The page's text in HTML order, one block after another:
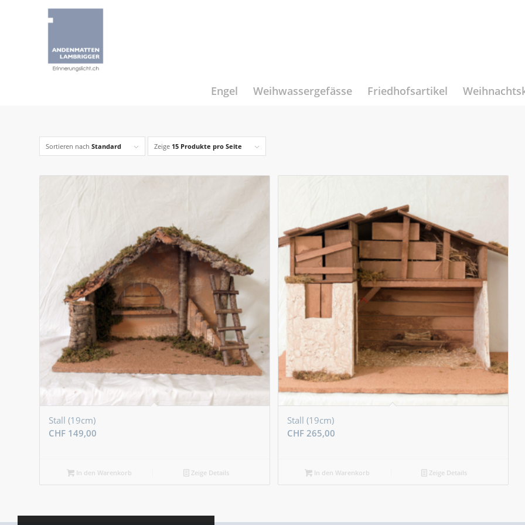
Engel Weihwassergefässe Friedhofsartikel
Sortieren nach Standard Zeige 15 Produkte pro Seite
Stall (19cm)
CHF 149,00
In den Warenkorb Zeige Details
Stall (19cm)
CHF265,00
In den Warenkorb Zeige Details